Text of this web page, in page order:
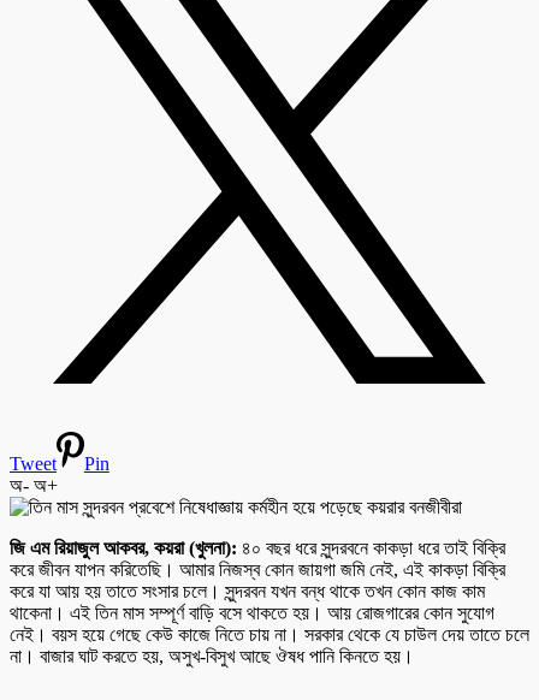
Tweet
Pin
অ- অ+
জি এম রিয়াজুল আকবর, কয়রা (খুলনা): ৪০ বছর ধরে সুন্দরবনে কাকড়া ধরে তাই বিক্রি
করে জীবন যাপন করিতেছি। আমার নিজস্ব কোন জায়গা জমি নেই, এই কাকড়া বিক্রি
করে যা আয় হয় তাতে সংসার চলে। সুন্দরবন যখন বন্ধ থাকে তখন কোন কাজ কাম
থাকেনা। এই তিন মাস সম্পূর্ণ বাড়ি বসে থাকতে হয়। আয় রোজগারের কোন সুযোগ
নেই। বয়স হয়ে গেছে কেউ কাজে নিতে চায় না। সরকার থেকে যে চাউল দেয় তাতে চলে
না। বাজার ঘাট করতে হয়, অসুখ-বিসুখ আছে ঔষধ পানি কিনতে হয়।